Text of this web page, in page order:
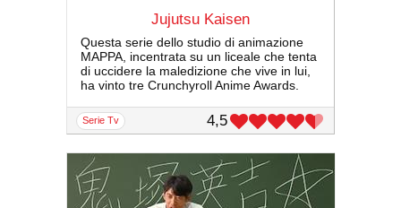
Jujutsu Kaisen
Questa serie dello studio di animazione
MAPPA, incentrata su un liceale che tenta
di uccidere la maledizione che vive in lui,
ha vinto tre Crunchyroll Anime Awards.
serie Tv 4,5